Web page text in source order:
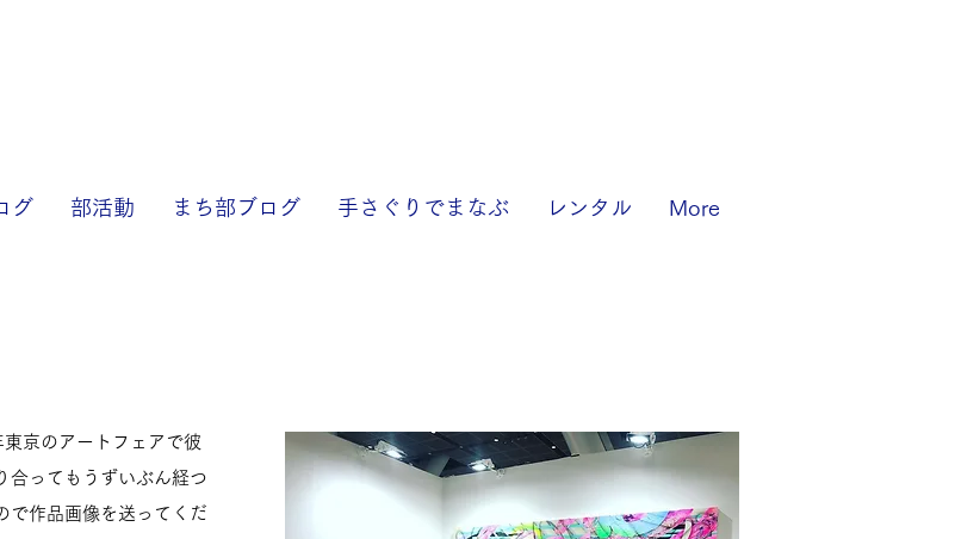
グ 部活動 まち部ブログ 手さぐりでまなぶ レンタル More
京のアートフェアで彼
合ってもうずいぶん経つ
作品画像を送ってくだ